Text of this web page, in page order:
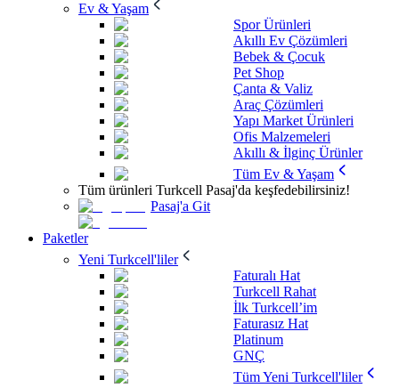
Ev & Yaşam
Spor Ürünleri
Akıllı Ev Çözümleri
Bebek & Çocuk
Pet Shop
Çanta & Valiz
Araç Çözümleri
Yapı Market Ürünleri
Ofis Malzemeleri
Akıllı & İlginç Ürünler
Tüm Ev & Yaşam
Tüm ürünleri Turkcell Pasaj'da keşfedebilirsiniz!
Pasaj'a Git
Paketler
Yeni Turkcell'liler
Faturalı Hat
Turkcell Rahat
İlk Turkcell’im
Faturasız Hat
Platinum
GNÇ
Tüm Yeni Turkcell'liler